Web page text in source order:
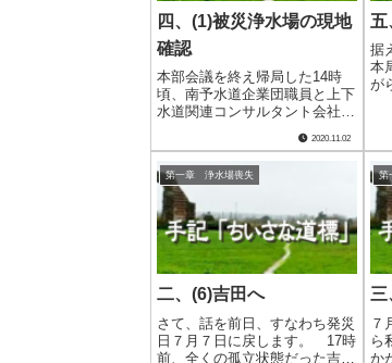
四、(1)被災浄水場の現地
確認
本部会議を終え帰局した14時
頃、南予水道企業団職員と上下
水道関連コンサルタント会社社
員が、発災後初めて被災した吉
田浄水場に入っていました。肉
眼で惨状を目の当たりにして施
設の復旧は現実的ではないこと
を再確認し、現地での復旧断念
を企業長である宇.....
2020.11.02
五
据
本
が
着
と
は
第一章 浄水場喪失
二、(6)吉田へ
さて、話を前日、すなわち発災
日７月７日に戻します。 17時
前、全くの孤立状態だった吉田
第
三
７
ら
か